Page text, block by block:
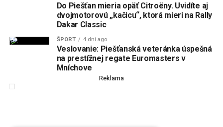
Do Piešťan mieria opäť Citroëny. Uvidíte aj
dvojmotorovú „kačicu“, ktorá mieri na Rally
Dakar Classic
ŠPORT 4 dni ago
Veslovanie: Piešťanská veteránka úspešná
na prestížnej regate Euromasters v
Mníchove
Reklama